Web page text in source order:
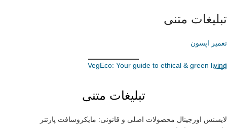
تبلیغات متنی
تعمیر اپسون
VegEco: Your guide to ethical & green living
انیمه
تبلیغات متنی
لایسنس اورجینال محصولات اصلی و قانونی: مایکروسافت پارتنر